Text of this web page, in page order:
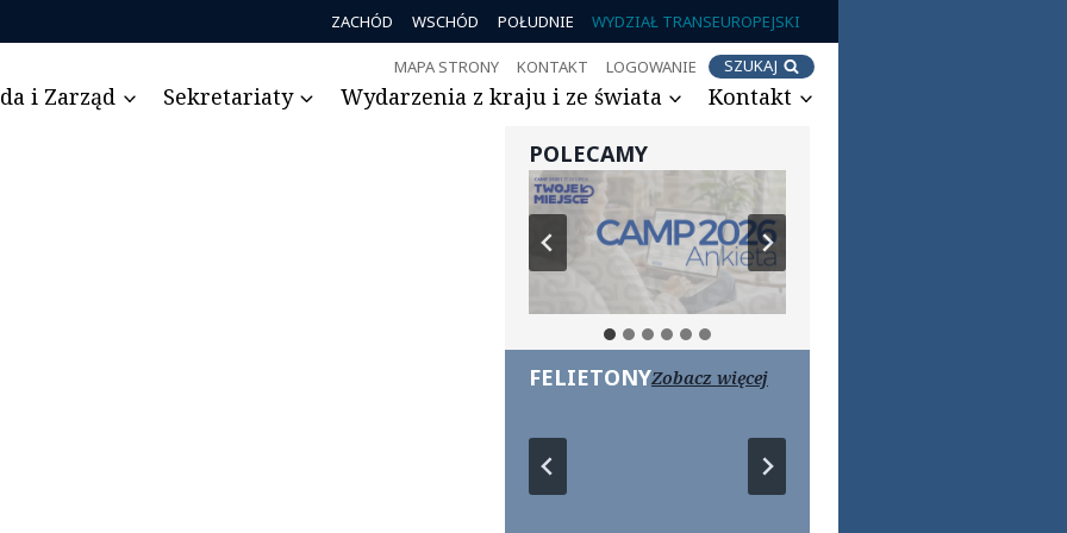
ZACHÓD WSCHÓD POŁUDNIE WYDZIAŁ TRANSEUROPEJSKI
MAPA STRONY KONTAKT LOGOWANIE SZUKAJ
i Zarząd Sekretariaty Wydarzenia z kraju i ze świata Kontakt
POLECAMY
FELIETONYZobacz więcej